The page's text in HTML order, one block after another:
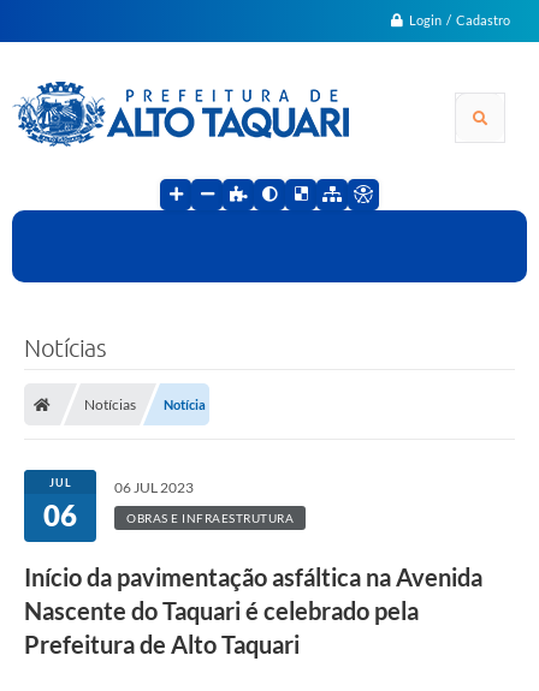
Login / Cadastro
Notícias
Notícias Notícia
JUL
06
06 JUL 2023
OBRAS E INFRAESTRUTURA
Início da pavimentação asfáltica na Avenida
Nascente do Taquari é celebrado pela
Prefeitura de Alto Taquari